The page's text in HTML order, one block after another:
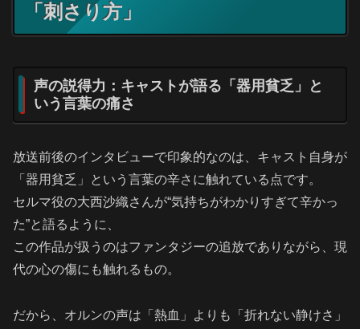
「刺さり方」
声の説得力：キャストが語る「器用貧乏」と
いう言葉の痛さ
放送前後のインタビューで印象的なのは、キャスト自身が
「器用貧乏」という言葉の辛さに触れている点です。
セルマ役の大西沙織さんが“気持ちがわかりすぎて辛かっ
た”と語るように、
この作品が扱うのはファンタジーの追放でありながら、現
代の心の傷にも触れるもの。
だから、オルンの声は「熱血」よりも「折れない静けさ」